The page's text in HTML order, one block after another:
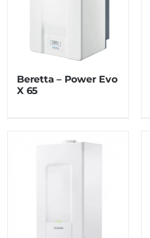
Beretta – Power Evo
X 65